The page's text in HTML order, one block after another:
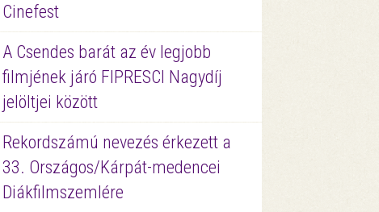
Cinefest
A Csendes barát az év legjobb
filmjének járó FIPRESCI Nagydíj
jelöltjei között
Rekordszámú nevezés érkezett a
33. Országos/Kárpát-medencei
Diákfilmszemlére